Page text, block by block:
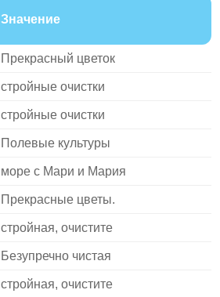
Значение
Прекрасный цветок
стройные очистки
стройные очистки
Полевые культуры
море с Мари и Мария
Прекрасные цветы.
стройная, очистите
Безупречно чистая
стройная, очистите